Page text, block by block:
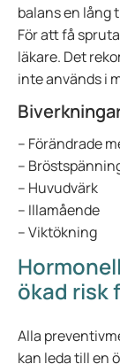
balans en lång
För att få
läkare. Det
inte används i
– Förändrade
–
– Huvudvärk
– Illamående
– Viktökning
ökad risk
Alla
kan leda till en